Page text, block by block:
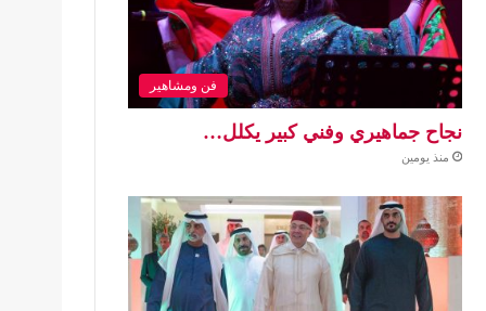
فن ومشاهير
نجاح جماهيري وفني كبير يكلل…
منذ يومين